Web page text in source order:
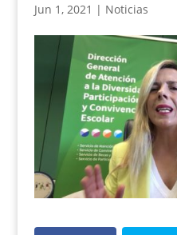
Jun 1, 2021 | Noticias